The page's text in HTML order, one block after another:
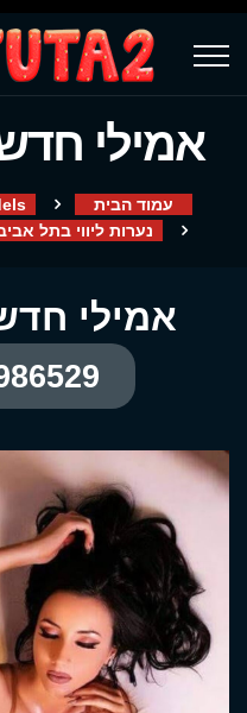
אמילי
עמוד הבית
נערות ליווי בתל
אמילי